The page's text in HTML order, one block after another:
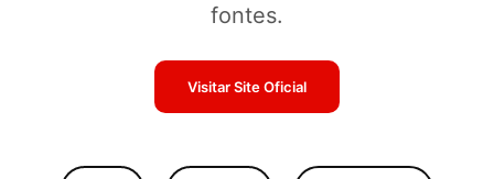
fontes.
Visitar Site Oficial